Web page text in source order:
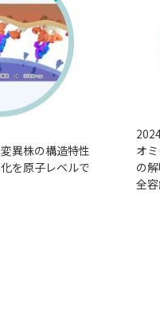
異株の構造特性
を原子レベルで
オ
の
全